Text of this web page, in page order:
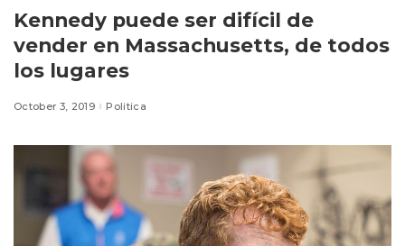
Kennedy puede ser difícil de
vender en Massachusetts, de todos
los lugares
October 3, 2019 Politica